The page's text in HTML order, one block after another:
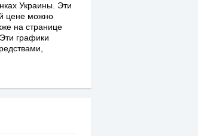
Украины. Эти
цене можно
на странице
графики